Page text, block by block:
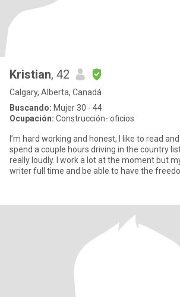
Kristian, 42
Calgary, Alberta, Canadá
Buscando: Mujer 30 - 44
Ocupación: Construcción- oficios
I’m hard working and honest, I like to read
spend a couple hours driving in the country
really loudly. I work a lot at the moment but
writer full time and be able to have the